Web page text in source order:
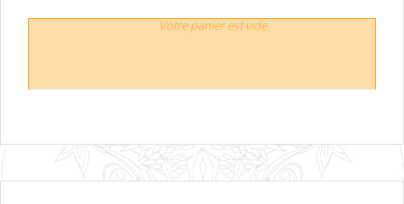
Votre panier est vide.